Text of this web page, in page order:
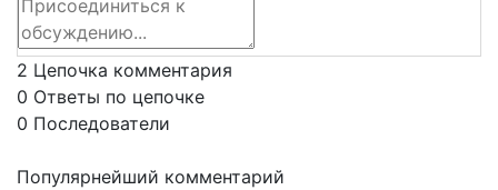
2 Цепочка комментария
0 Ответы по цепочке
0 Последователи
Популярнейший комментарий